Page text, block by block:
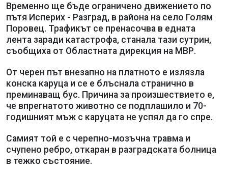
Временно ще бъде ограничено движението по
пътя Исперих - Разград, в района на село Голям
Поровец. Трафикът се пренасочва в едната
лента заради катастрофа, станала тази сутрин,
съобщиха от Областната дирекция на МВР.
От черен път внезапно на платното е излязла
конска каруца и се е блъснала странично в
преминаващ бус. Причина за произшествието е,
че впрегнатото животно се подплашило и 70-
годишният мъж с каруцата не успял да го спре.
Самият той е с черепно-мозъчна травма и
счупено ребро, откаран в разградската болница
в тежко състояние.